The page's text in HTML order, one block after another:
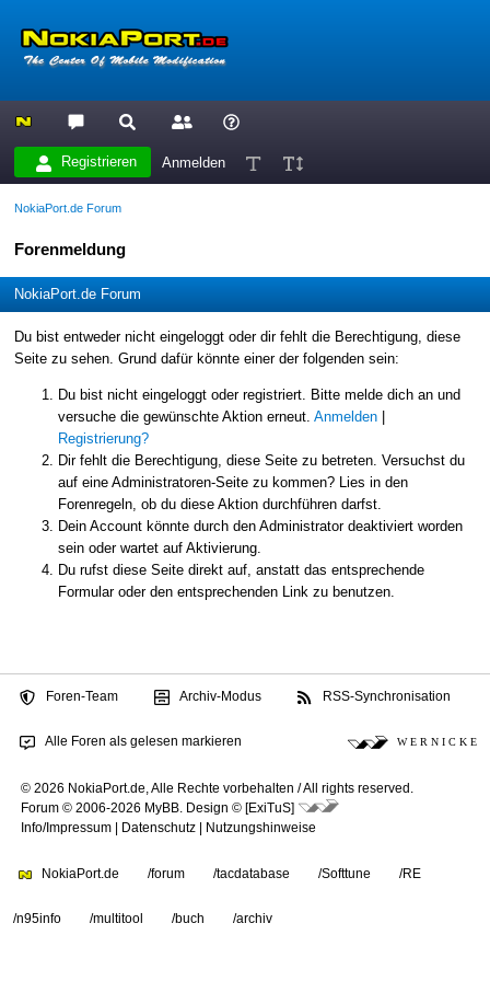
Registrieren Anmelden
NokiaPort.de Forum
Forenmeldung
NokiaPort.de Forum
Du bist entweder nicht eingeloggt oder dir fehlt die Berechtigung, diese
Seite zu sehen. Grund dafür könnte einer der folgenden sein:
Du bist nicht eingeloggt oder registriert. Bitte melde dich an und
versuche die gewünschte Aktion erneut. Anmelden|
Registrierung?
Dir fehlt die Berechtigung, diese Seite zu betreten. Versuchst du
auf eine Administratoren-Seite zu kommen? Lies in den
Forenregeln, ob du diese Aktion durchführen darfst.
Dein Account könnte durch den Administrator deaktiviert worden
sein oder wartet auf Aktivierung.
Du rufst diese Seite direkt auf, anstatt das entsprechende
Formular oder den entsprechenden Link zu benutzen.
Foren-Team Archiv-Modus RSS-Synchronisation
Alle Foren als gelesen markieren W E R N I C K E
© 2026 NokiaPort.de, Alle Rechte vorbehalten /All rights reserved.
Forum © 2006-2026 MyBB
Design © [ExiTuS]
Info/Impressum
Datenschutz Nutzungshinweise
NokiaPort.de /forum /tacdatabase /Softtune /RE
/n95info /multitool /buch /archiv